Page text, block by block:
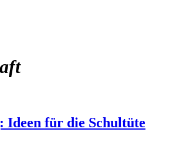
Ideen für die Schultüte